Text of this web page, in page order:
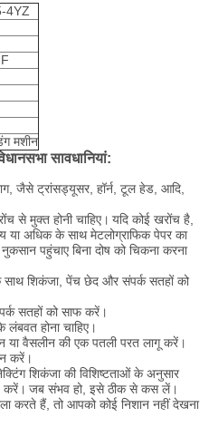
4YZ
मशीन
सावधानियां:
जैसे ट्रांसड्यूसर, हॉर्न, टूल हेड, आदि,
से मुक्त होनी चाहिए। यदि कोई खरोंच है,
या अधिक के साथ मेटलोग्राफिक पेपर का
पहुंचाए बिना दोष को चिकना करना
साथ शिकंजा, पेंच छेद और संपर्क सतहों को
सतहों को साफ करें।
होना चाहिए।
वैसलीन की एक पतली परत लागू करें।
करें।
शिकंजा की विशिष्टताओं के अनुसार
करें। जब संभव हो, इसे ठीक से कस लें।
करते हैं, तो आपको कोई निशान नहीं देखना